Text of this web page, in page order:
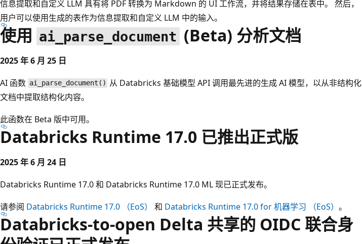
信息提取和自定义 LLM 具有将 PDF 转换为 Markdown 的 UI 工作流，并将结果存储在表中。 然后，
用户可以使用生成的表作为信息提取和自定义 LLM 中的输入。
使用 ai_parse_document (Beta) 分析文档
2025 年 6 月 25 日
AI 函数 ai_parse_document() 从 Databricks 基础模型 API 调用最先进的生成 AI 模型，以从非结构化
文档中提取结构化内容。
此函数在 Beta 版中可用。
Databricks Runtime 17.0 已推出正式版
2025 年 6 月 24 日
Databricks Runtime 17.0 和 Databricks Runtime 17.0 ML 现已正式发布。
请参阅 Databricks Runtime 17.0 （EoS） 和 Databricks Runtime 17.0 for 机器学习 （EoS） 。
Databricks-to-open Delta 共享的 OIDC 联合身